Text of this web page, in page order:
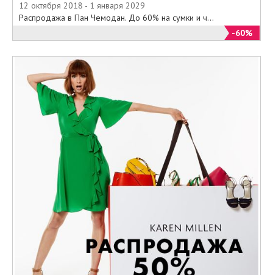
12 октября 2018 - 1 января 2029
Распродажа в Пан Чемодан. До 60% на сумки и ч...
-60%